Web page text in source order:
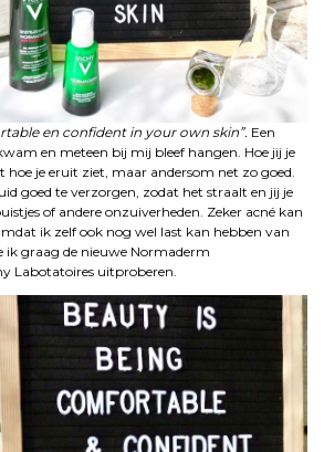
en confident in your own skin”. Een
en meteen bij mij bleef hangen. Hoe jij je
je eruit ziet, maar andersom net zo goed.
goed te verzorgen, zodat het straalt en jij je
of andere onzuiverheden. Zeker acné kan
ik zelf ook nog wel last kan hebben van
ik graag de nieuwe Normaderm
Labotatoires uitproberen.